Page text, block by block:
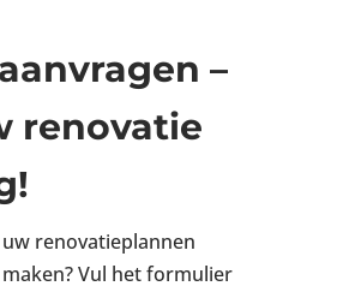
–
renovatie
renovatieplannen
Vul het formulier